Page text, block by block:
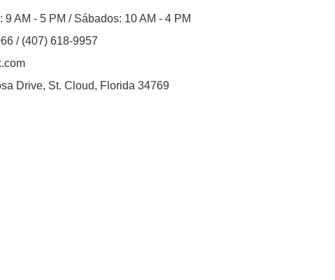
9 AM - 5 PM / Sábados: 10 AM - 4 PM
/ (407) 618-9957
Drive, St. Cloud, Florida 34769